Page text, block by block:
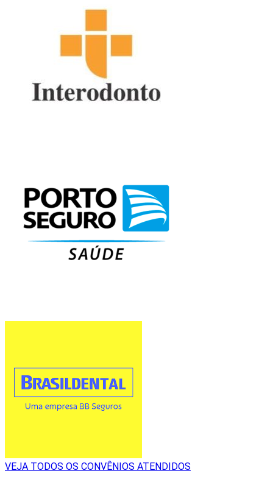
VEJA TODOS OS CONVÊNIOS ATENDIDOS